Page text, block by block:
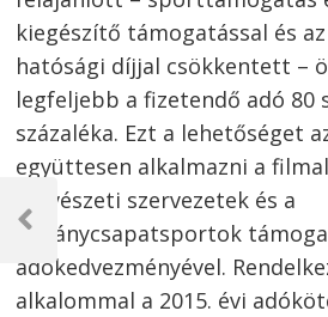
kiegészítő támogatással és
hatósági díjjal csökkentett –
legfeljebb a fizetendő adó 80
százaléka. Ezt a lehetőséget
együttesen alkalmazni a
művészeti szervezetek és a
látványcsapatsportok
adókedvezményével.
alkalommal a 2015. évi
Bejegyzés
navigáció
Previous